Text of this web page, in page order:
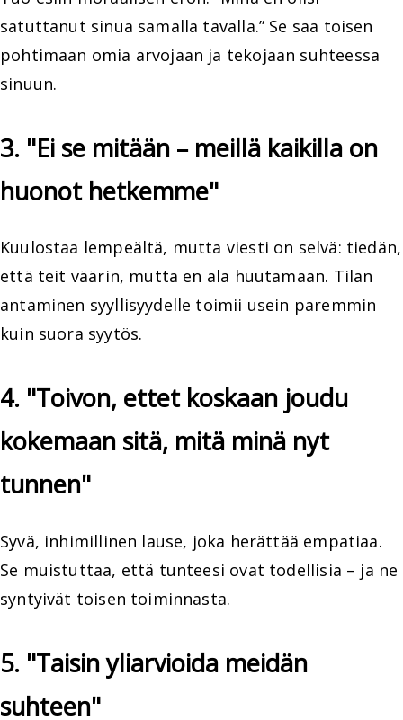
satuttanut sinua samalla tavalla.” Se saa toisen
pohtimaan omia arvojaan ja tekojaan suhteessa
sinuun.
3. "Ei se mitään – meillä kaikilla on
huonot hetkemme"
Kuulostaa lempeältä, mutta viesti on selvä: tiedän,
että teit väärin, mutta en ala huutamaan. Tilan
antaminen syyllisyydelle toimii usein paremmin
kuin suora syytös.
4. "Toivon, ettet koskaan joudu
kokemaan sitä, mitä minä nyt
tunnen"
Syvä, inhimillinen lause, joka herättää empatiaa.
Se muistuttaa, että tunteesi ovat todellisia – ja ne
syntyivät toisen toiminnasta.
5. "Taisin yliarvioida meidän
suhteen"